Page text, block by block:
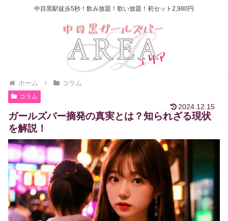
中目黒駅徒歩5秒！飲み放題！歌い放題！初セット2,980円
ホーム コラム
コラム
2024.12.15
ガールズバー摘発の真実とは？知られざる現状
を解説！